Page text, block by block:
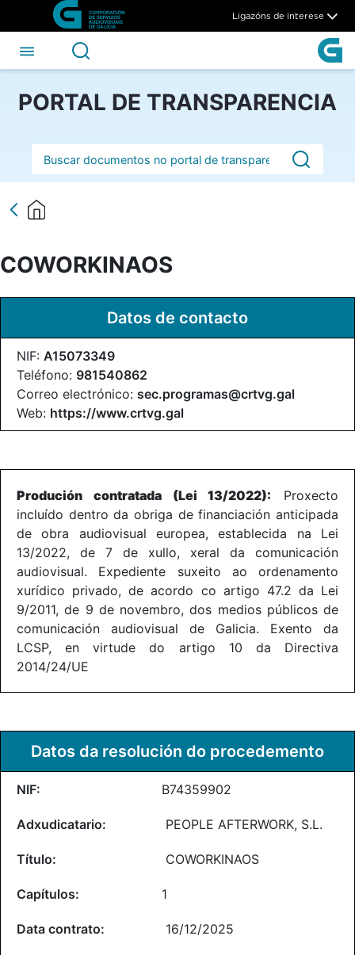
Skip to Main Content
COWORKINAOS - CSAG
Ligazóns de interese
PORTAL DE TRANSPARENCIA
Barra de busca
COWORKINAOS
Datos de contacto
NIF: A15073349
Teléfono: 981540862
Correo electrónico: sec.programas@crtvg.gal
Web: https://www.crtvg.gal
Produción contratada (Lei 13/2022): Proxecto
incluído dentro da obriga de financiación anticipada
de obra audiovisual europea, establecida na Lei
13/2022, de 7 de xullo, xeral da comunicación
audiovisual. Expediente suxeito ao ordenamento
xurídico privado, de acordo co artigo 47.2 da Lei
9/2011, de 9 de novembro, dos medios públicos de
comunicación audiovisual de Galicia. Exento da
LCSP, en virtude do artigo 10 da Directiva
2014/24/UE
Datos da resolución do procedemento
B74359902
PEOPLE AFTERWORK, S.L.
COWORKINAOS
1
16/12/2025